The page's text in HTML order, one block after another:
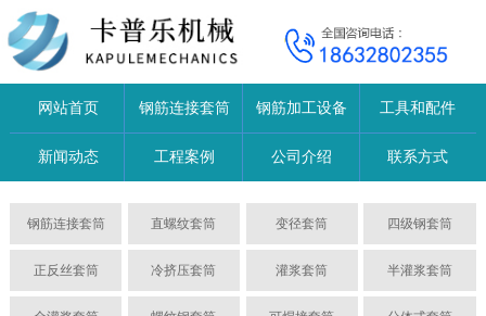
网站首页 钢筋连接套筒 钢筋加工设备 工具和配件
新闻动态 工程案例 公司介绍 联系方式
钢筋连接套筒 直螺纹套筒 变径套筒 四级钢套筒
正反丝套筒 冷挤压套筒 灌浆套筒 半灌浆套筒